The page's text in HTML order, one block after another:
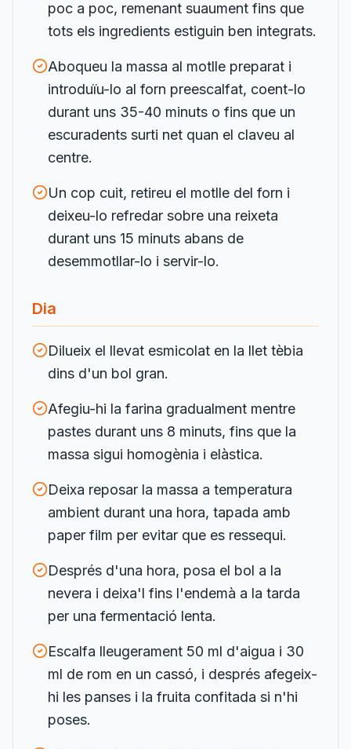
poc a poc, remenant suaument fins que
tots els ingredients estiguin ben integrats.
Aboqueu la massa al motlle preparat i
introduïu-lo al forn preescalfat, coent-lo
durant uns 35-40 minuts o fins que un
escuradents surti net quan el claveu al
centre.
Un cop cuit, retireu el motlle del forn i
deixeu-lo refredar sobre una reixeta
durant uns 15 minuts abans de
desemmotllar-lo i servir-lo.
Dia
Dilueix el llevat esmicolat en la llet tèbia
dins d'un bol gran.
Afegiu-hi la farina gradualment mentre
pastes durant uns 8 minuts, fins que la
massa sigui homogènia i elàstica.
Deixa reposar la massa a temperatura
ambient durant una hora, tapada amb
paper film per evitar que es ressequi.
Després d'una hora, posa el bol a la
nevera i deixa'l fins l'endemà a la tarda
per una fermentació lenta.
Escalfa lleugerament 50 ml d'aigua i 30
ml de rom en un cassó, i després afegeix-
hi les panses i la fruita confitada si n'hi
poses.